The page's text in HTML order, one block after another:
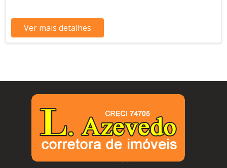
Ver mais detalhes